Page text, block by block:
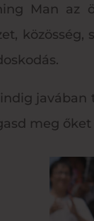
Man az
közösség,
javában
meg őket